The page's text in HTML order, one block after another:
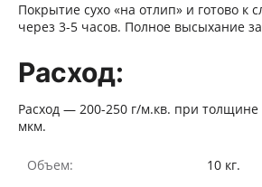
Покрытие сухо «на отлип» и готово к
через 3-5 часов. Полное высыхание
Расход:
Расход — 200-250 г/м.кв. при
мкм.
Объем:
10 кг.